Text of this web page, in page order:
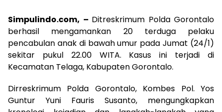
Simpulindo.com, – Ditreskrimum Polda Gorontalo
berhasil mengamankan 20 terduga pelaku
pencabulan anak di bawah umur pada Jumat (24/1)
sekitar pukul 22.00 WITA. Kasus ini terjadi di
Kecamatan Telaga, Kabupaten Gorontalo.
Dirreskrimum Polda Gorontalo, Kombes Pol. Yos
Guntur Yuni Fauris Susanto, mengungkapkan